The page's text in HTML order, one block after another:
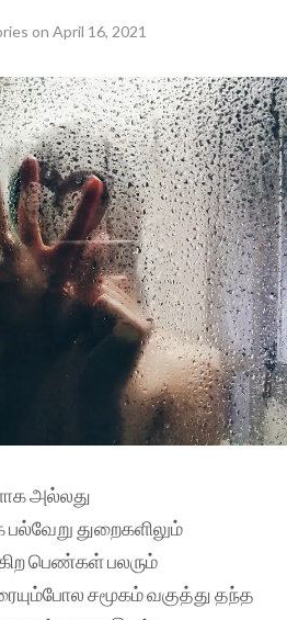
on April 16, 2021
அல்லது
துறைகளிலும்
பெண்கள் பலரும்
சமூகம் வகுத்து தந்த